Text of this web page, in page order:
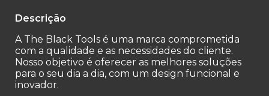
Descrição
A The Black Tools é uma marca comprometida
com a qualidade e as necessidades do cliente.
Nosso objetivo é oferecer as melhores soluções
para o seu dia a dia, com um design funcional e
inovador.